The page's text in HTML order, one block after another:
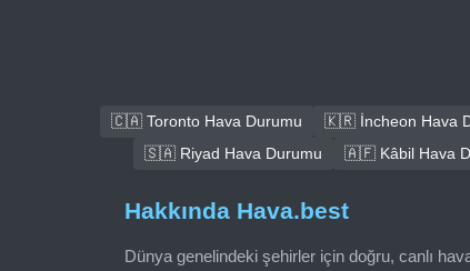
🇨🇦 Toronto Hava Durumu 🇰🇷 İncheon Hava
🇸🇦 Riyad Hava Durumu
🇦🇫 Kâbil Hava
Hakkında Hava.best
Dünya genelindeki şehirler için doğru, canlı